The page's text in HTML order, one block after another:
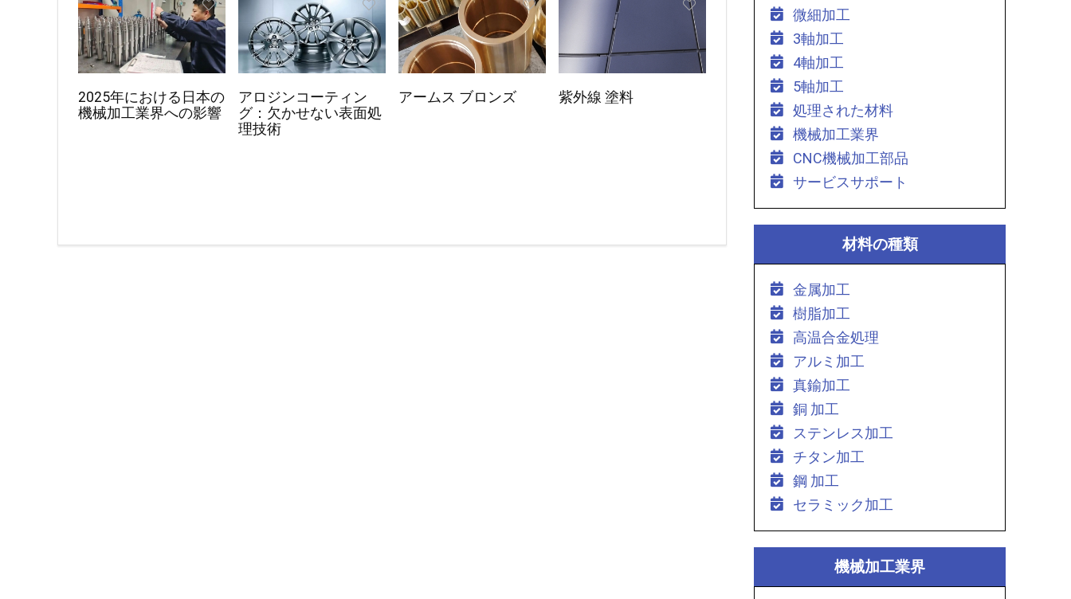
2025年における日本の
機械加工業界への影響
アロジンコーティン
グ：欠かせない表面処
理技術
アームス ブロンズ 紫外線 塗料
微細加工
3軸加工
4軸加工
5軸加工
処理された材料
機械加工業界
CNC機械加工部品
サービスサポート
材料の種類
金属加工
樹脂加工
高温合金処理
アルミ加工
真鍮加工
銅 加工
ステンレス加工
チタン加工
鋼 加工
セラミック加工
機械加工業界